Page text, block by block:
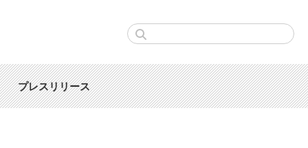
プレスリリース